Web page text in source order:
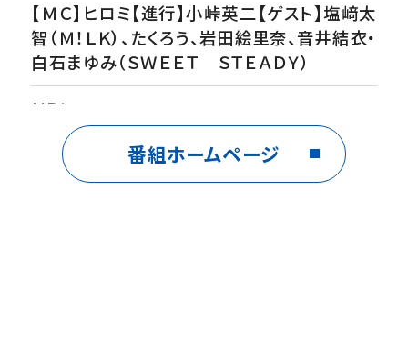
【ＭＣ】ヒロミ【進行】小峠英二【ゲスト】塩﨑太
智（Ｍ！ＬＫ）、たくろう、岩田絵里奈、音井結衣・
白石まゆみ（ＳＷＥＥＴ ＳＴＥＡＤＹ）
ＵＲＬ
https://www.ctv.co.jp/omouma/
番組ホームページ